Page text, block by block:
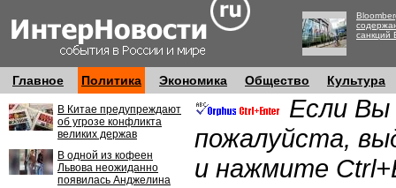
санкций
Главное Политика Экономика Общество Культура
В Китае предупреждают
об угрозе конфликта
великих держав
В одной из кофеен
Львова неожиданно
появилась Анджелина
Если Вы
пожалуйста,
и нажмите